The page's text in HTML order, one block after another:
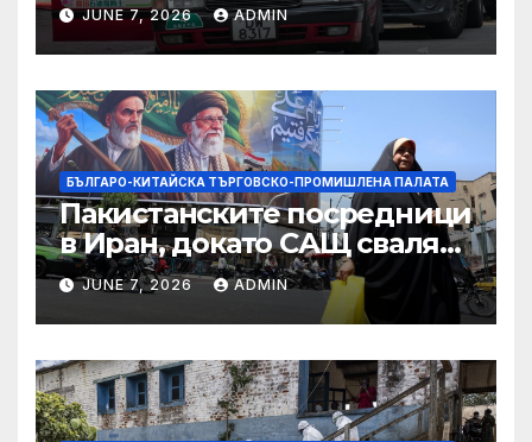
САЩ във връзка с искове за
принудителен труд:
Министерство на
търговията
JUNE 7, 2026 ADMIN
БЪЛГАРО-КИТАЙСКА ТЪРГОВСКО-ПРОМИШЛЕНА ПАЛАТА
Пакистанските посредници
в Иран, докато САЩ свалят
дронове, Ливан търси мир
JUNE 7, 2026 ADMIN